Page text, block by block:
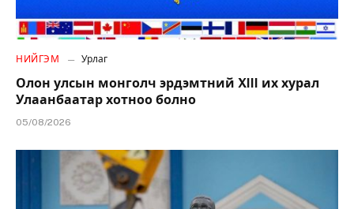
НИЙГЭМ Урлаг
Олон улсын монголч эрдэмтний XIII их хурал
Улаанбаатар хотноо болно
05/08/2026